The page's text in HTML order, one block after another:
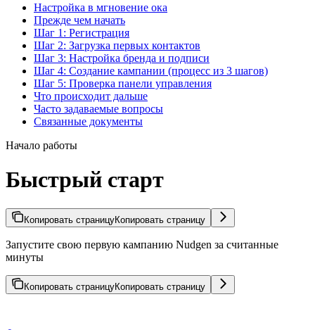
Настройка в мгновение ока
Прежде чем начать
Шаг 1: Регистрация
Шаг 2: Загрузка первых контактов
Шаг 3: Настройка бренда и подписи
Шаг 4: Создание кампании (процесс из 3 шагов)
Шаг 5: Проверка панели управления
Что происходит дальше
Часто задаваемые вопросы
Связанные документы
Начало работы
Быстрый старт
Копировать страницуКопировать страницу
Запустите свою первую кампанию Nudgen за считанные
минуты
Копировать страницуКопировать страницу